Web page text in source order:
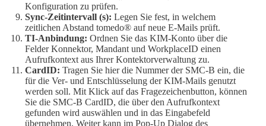
Konfiguration zu prüfen.
Sync-Zeitintervall (s): Legen Sie fest, in welchem
zeitlichen Abstand tomedo® auf neue E-Mails prüft.
TI-Anbindung: Ordnen Sie das KIM-Konto über die
Felder Konnektor, Mandant und WorkplaceID einen
Aufrufkontext aus Ihrer Kontektorverwaltung zu.
CardID: Tragen Sie hier die Nummer der SMC-B ein, die
für die Ver- und Entschlüsselung der KIM-Mails genutzt
werden soll. Mit Klick auf das Fragezeichenbutton, können
Sie die SMC-B CardID, die über den Aufrufkontext
gefunden wird auswählen und in das Eingabefeld
übernehmen. Weiter kann im Pop-Up Dialog des